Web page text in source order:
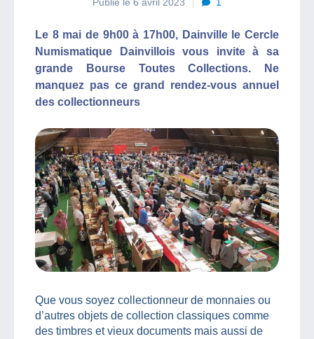
Le 8 mai de 9h00 à 17h00, Dainville le Cercle
Numismatique Dainvillois vous invite à sa
grande Bourse Toutes Collections. Ne
manquez pas ce grand rendez-vous annuel
des collectionneurs
Que vous soyez collectionneur de monnaies ou
d’autres objets de collection classiques comme
des timbres et vieux documents mais aussi de